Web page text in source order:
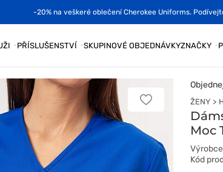
-20% na veškeré oblečení Cherokee Uniforms.
PŘÍSLUŠENSTVÍ SKUPINOVÉ OBJEDNÁVKYZNAČKY
Přidat
ŽENY
Moc
Kód